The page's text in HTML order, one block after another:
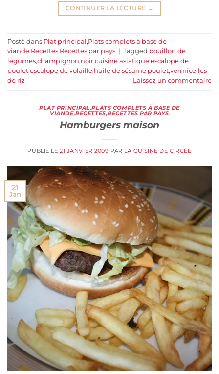
CONTINUER LA LECTURE →
Posté dans Plat principal,Plats complets à base de
viande,Recettes,Recettes par pays | Tagged bouillon de
légumes,champignon noir,cuisine asiatique,escalope de
poulet,escalope de volaille,huile de sésame,poulet,vermicelles
de riz
Laissez un commentaire
PLAT PRINCIPAL,PLATS COMPLETS À BASE DE
VIANDE,RECETTES,RECETTES PAR PAYS
Hamburgers maison
PUBLIÉ LE21 JANVIER 2009 PAR LA CUISINE DE CIRCÉE
21
Jan